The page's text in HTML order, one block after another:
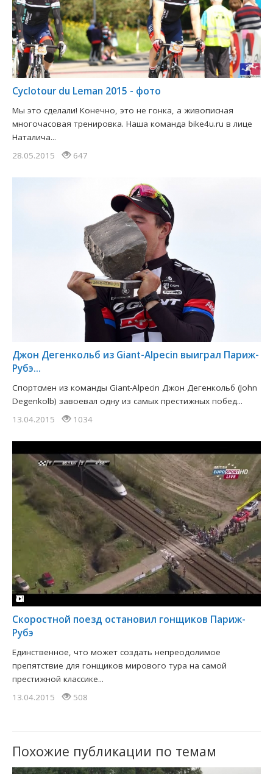
Cyclotour du Leman 2015 - фото
Мы это сделали! Конечно, это не гонка, а живописная
многочасовая тренировка. Наша команда bike4u.ru в лице
Наталича...
28.05.2015
647
Джон Дегенкольб из Giant-Alpecin выиграл Париж-
Рубэ...
Спортсмен из команды Giant-Alpecin Джон Дегенкольб (John
Degenkolb) завоевал одну из самых престижных побед...
13.04.2015
1034
Скоростной поезд остановил гонщиков Париж-
Рубэ
Единственное, что может создать непреодолимое
препятствие для гонщиков мирового тура на самой
престижной классике...
13.04.2015
508
Похожие публикации по темам